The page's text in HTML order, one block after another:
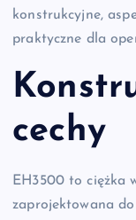
konstrukcyjne,
praktyczne dla
cechy
EH3500 to ciężka
zaprojektowana